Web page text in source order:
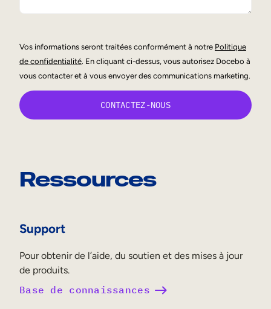
Vos informations seront traitées conformément à notre Politique
de confidentialité. En cliquant ci-dessus, vous autorisez Docebo à
vous contacter et à vous envoyer des communications marketing.
Ressources
Support
Pour obtenir de l’aide, du soutien et des mises à jour
de produits.
Base de connaissances